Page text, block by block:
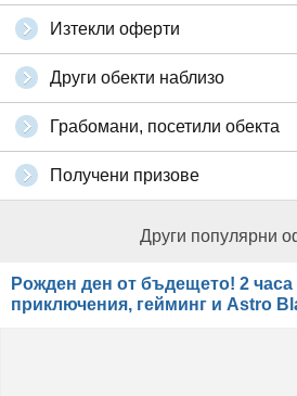
Изтекли оферти
Други обекти наблизо
Грабомани, посетили обекта
Получени призове
Други популярни
Рожден ден от бъдещето! 2 часа
приключения, гейминг и Astro